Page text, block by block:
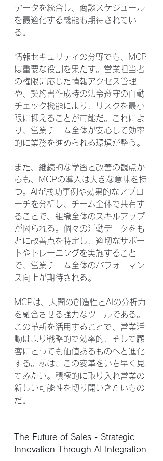
データを統合し、商談スケジュール
を最適化する機能も期待されてい
る。
情報セキュリティの分野でも、MCP
は重要な役割を果たす。営業担当者
の権限に応じた情報アクセス管理
や、契約書作成時の法令遵守の自動
チェック機能により、リスクを最小
限に抑えることが可能だ。これによ
り、営業チーム全体が安心して効率
的に業務を進められる環境が整う。
また、継続的な学習と改善の観点か
らも、MCPの導入は大きな意味を持
つ。AIが成功事例や効果的なアプロ
ーチを分析し、チーム全体で共有す
ることで、組織全体のスキルアップ
が図られる。個々の活動データをも
とに改善点を特定し、適切なサポー
トやトレーニングを実施すること
で、営業チーム全体のパフォーマン
ス向上が期待される。
MCPは、人間の創造性とAIの分析力
を融合させる強力なツールである。
この革新を活用することで、営業活
動はより戦略的で効率的、そして顧
客にとっても価値あるものへと進化
する。私は、この変革をいち早く見
てみたい。積極的に取り入れ営業の
新しい可能性を切り開いきたいもの
だ。
The Future of Sales - Strategic
Innovation Through AI Integration